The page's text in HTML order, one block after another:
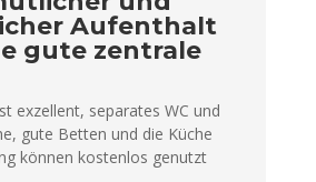
Aufenthalt
gute zentrale
exzellent, separates WC und
gute Betten und die Küche
können kostenlos genutzt